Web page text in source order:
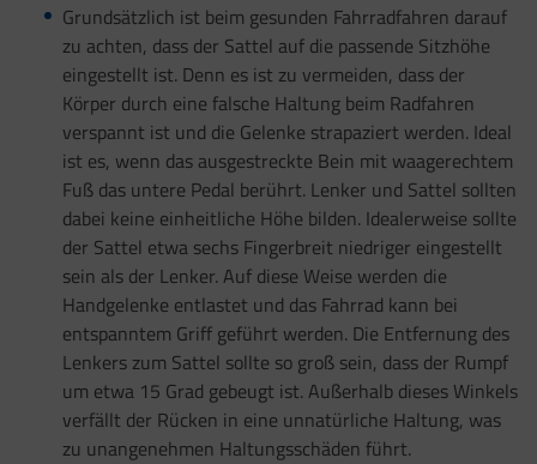
Grundsätzlich ist beim gesunden Fahrradfahren darauf
zu achten, dass der Sattel auf die passende Sitzhöhe
eingestellt ist. Denn es ist zu vermeiden, dass der
Körper durch eine falsche Haltung beim Radfahren
verspannt ist und die Gelenke strapaziert werden. Ideal
ist es, wenn das ausgestreckte Bein mit waagerechtem
Fuß das untere Pedal berührt. Lenker und Sattel sollten
dabei keine einheitliche Höhe bilden. Idealerweise sollte
der Sattel etwa sechs Fingerbreit niedriger eingestellt
sein als der Lenker. Auf diese Weise werden die
Handgelenke entlastet und das Fahrrad kann bei
entspanntem Griff geführt werden. Die Entfernung des
Lenkers zum Sattel sollte so groß sein, dass der Rumpf
um etwa 15 Grad gebeugt ist. Außerhalb dieses Winkels
verfällt der Rücken in eine unnatürliche Haltung, was
zu unangenehmen Haltungsschäden führt.